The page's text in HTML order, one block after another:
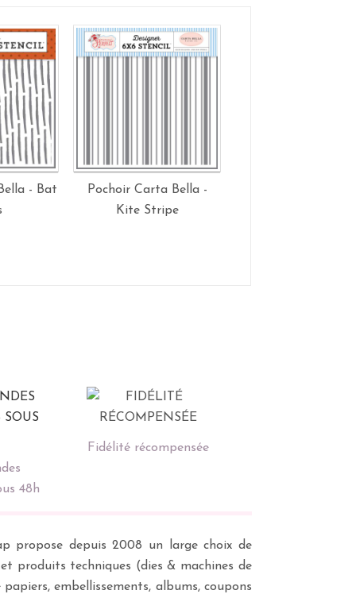
- Bat
Pochoir Carta Bella -
Kite Stripe
48h
Fidélité récompensée
propose depuis 2008 un large choix de
produits techniques (dies & machines de
embellissements, albums, coupons